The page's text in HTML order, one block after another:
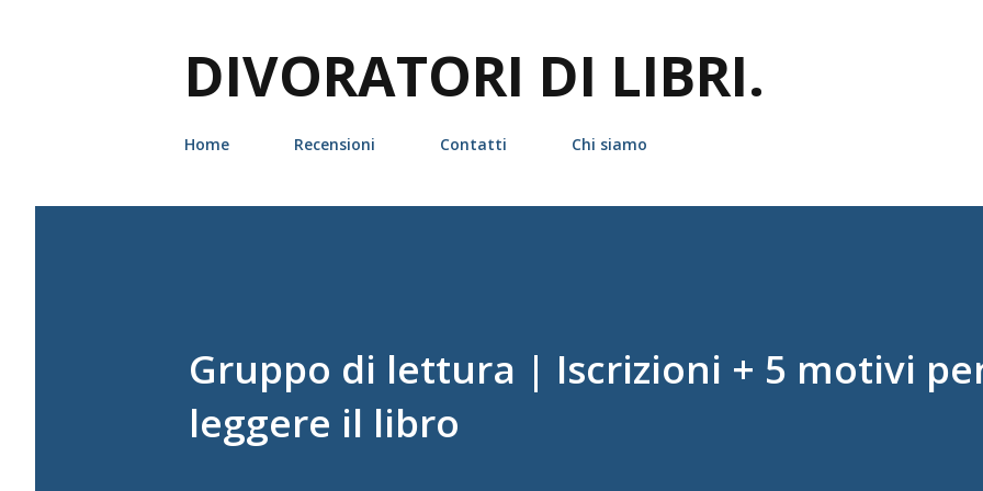
DIVORATORI DI LIBRI.
Home Recensioni Contatti Chi siamo
Gruppo di lettura | Iscrizioni + 5 motivi
leggere il libro